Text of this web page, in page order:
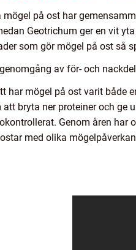
mögel på ost har
Geotrichum ger en vit
som gör mögel på ost så
av för- och
har mögel på ost varit både
att bryta ner proteiner och ge
Genom åren har
med olika